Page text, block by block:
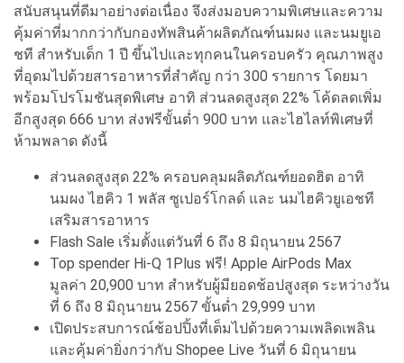
สนับสนุนที่ดีมาอย่างต่อเนื่อง จึงส่งมอบความพิเศษและความ
คุ้มค่าที่มากกว่ากับกองทัพสินค้าผลิตภัณฑ์นมผง และนมยูเอ
ชที สำหรับเด็ก 1 ปี ขึ้นไปและทุกคนในครอบครัว คุณภาพสูง
ที่อุดมไปด้วยสารอาหารที่สำคัญ กว่า 300 รายการ โดยมา
พร้อมโปรโมชันสุดพิเศษ อาทิ ส่วนลดสูงสุด 22% โค้ดลดเพิ่ม
อีกสูงสุด 666 บาท ส่งฟรีขั้นต่ำ 900 บาท และไฮไลท์พิเศษที่
ห้ามพลาด ดังนี้
ส่วนลดสูงสุด 22% ครอบคลุมผลิตภัณฑ์ยอดฮิต อาทิ
นมผง ไฮคิว 1 พลัส ซูเปอร์โกลด์ และ นมไฮคิวยูเอชที
เสริมสารอาหาร
Flash Sale เริ่มตั้งแต่วันที่ 6 ถึง 8 มิถุนายน 2567
Top spender Hi-Q 1Plus ฟรี! Apple AirPods Max
มูลค่า 20,900 บาท สำหรับผู้มียอดช้อปสูงสุด ระหว่างวัน
ที่ 6 ถึง 8 มิถุนายน 2567 ขั้นต่ำ 29,999 บาท
เปิดประสบการณ์ช้อปปิ้งที่เต็มไปด้วยความเพลิดเพลิน
และคุ้มค่ายิ่งกว่ากับ Shopee Live วันที่ 6 มิถุนายน